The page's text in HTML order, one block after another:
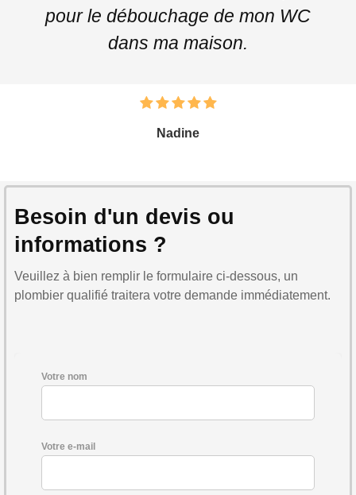
pour le débouchage de mon WC
dans ma maison.
Nadine
Besoin d'un devis ou
informations ?
Veuillez à bien remplir le formulaire ci-dessous, un
plombier qualifié traitera votre demande immédiatement.
Votre nom
Votre e-mail